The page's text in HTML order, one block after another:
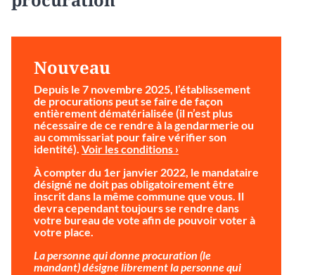
Nouveau
Depuis le 7 novembre 2025, l’établissement
de procurations peut se faire de façon
entièrement dématérialisée (il n’est plus
nécessaire de ce rendre à la gendarmerie ou
au commissariat pour faire vérifier son
identité). Voir les conditions ›
À compter du 1er janvier 2022, le mandataire
désigné ne doit pas obligatoirement être
inscrit dans la même commune que vous. Il
devra cependant toujours se rendre dans
votre bureau de vote afin de pouvoir voter à
votre place.
La personne qui donne procuration (le
mandant) désigne librement la personne qui